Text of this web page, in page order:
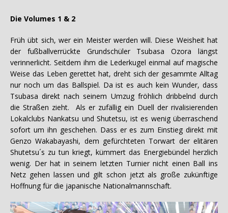
Die Volumes 1 & 2
Früh übt sich, wer ein Meister werden will. Diese Weisheit hat
der fußballverrückte Grundschüler Tsubasa Ozora längst
verinnerlicht. Seitdem ihm die Lederkugel einmal auf magische
Weise das Leben gerettet hat, dreht sich der gesammte Alltag
nur noch um das Ballspiel. Da ist es auch kein Wunder, dass
Tsubasa direkt nach seinem Umzug fröhlich dribbelnd durch
die Straßen zieht. Als er zufällig ein Duell der rivalisierenden
Lokalclubs Nankatsu und Shutetsu, ist es wenig überraschend
sofort um ihn geschehen. Dass er es zum Einstieg direkt mit
Genzo Wakabayashi, dem gefürchteten Torwart der elitären
Shutetsu´s zu tun kriegt, kümmert das Energiebündel herzlich
wenig. Der hat in seinem letzten Turnier nicht einen Ball ins
Netz gehen lassen und gilt schon jetzt als große zukünftige
Hoffnung für die japanische Nationalmannschaft.